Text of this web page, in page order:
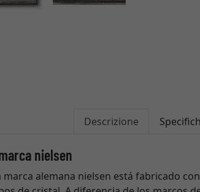
Descrizione
nielsen
alemana nielsen está fabricado